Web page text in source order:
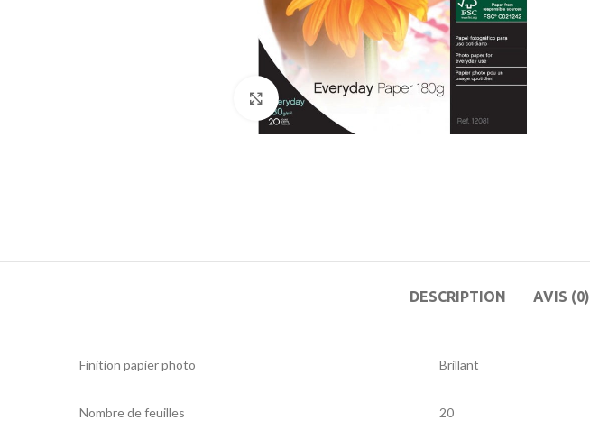
Click to enlarge
DESCRIPTION AVIS (0)
Finition papier photo Brillant
Nombre de feuilles 20